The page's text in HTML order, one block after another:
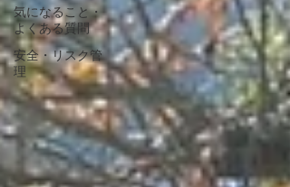
気になること・
よくある質問
安全・リスク管
理